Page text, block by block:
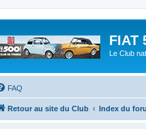
FIAT
Le Club
FAQ
Retour au site du Club Index du